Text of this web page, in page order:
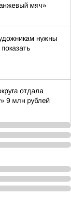
мяч»
нужны
отдала
9 млн рублей